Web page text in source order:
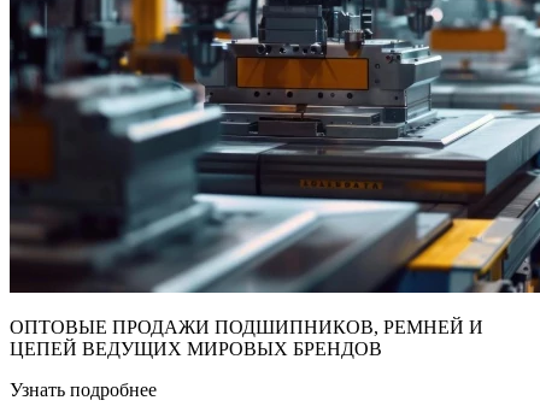
ОПТОВЫЕ ПРОДАЖИ ПОДШИПНИКОВ, РЕМНЕЙ И
ЦЕПЕЙ ВЕДУЩИХ МИРОВЫХ БРЕНДОВ
Узнать подробнее